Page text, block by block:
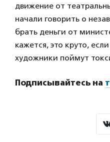
движение от
начали говорить о
брать деньги от
кажется, это круто,
художники поймут
Подписывайтесь на